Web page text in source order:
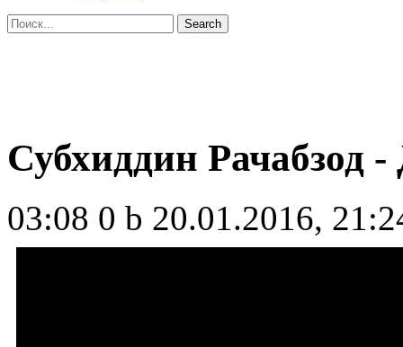
Субхиддин Рачабзод
03:08 0 b 20.01.2016,